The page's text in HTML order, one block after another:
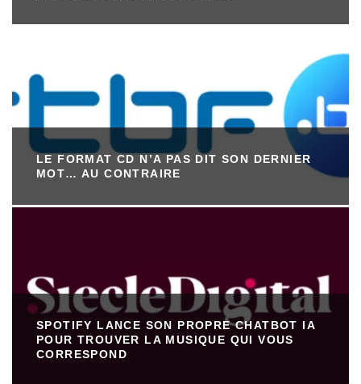
LE FORMAT CD N’A PAS DIT SON DERNIER
MOT… AU CONTRAIRE
SPOTIFY LANCE SON PROPRE CHATBOT IA
POUR TROUVER LA MUSIQUE QUI VOUS
CORRESPOND